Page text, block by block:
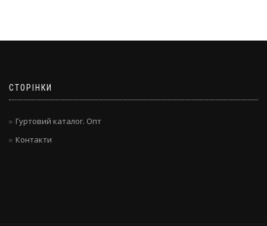
СТОРІНКИ
Гуртовий каталог. Опт
Контакти